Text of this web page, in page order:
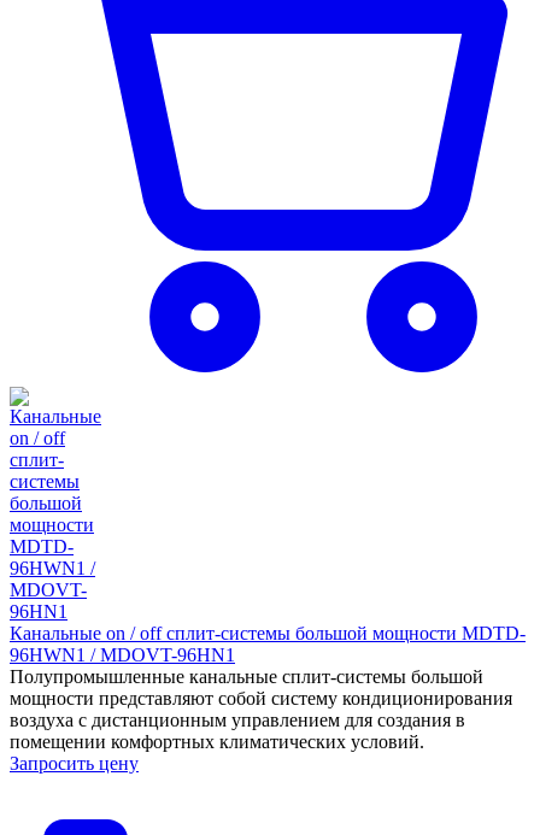
Канальные on / off сплит-системы большой мощности MDTD-
96HWN1 / MDOVT-96HN1
Полупромышленные канальные сплит-системы большой
мощности представляют собой систему кондиционирования
воздуха с дистанционным управлением для создания в
помещении комфортных климатических условий.
Запросить цену